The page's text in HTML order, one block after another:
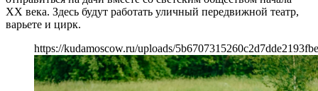
XX века. Здесь будут работать уличный передвижной театр,
варьете и цирк.
https://kudamoscow.ru/uploads/